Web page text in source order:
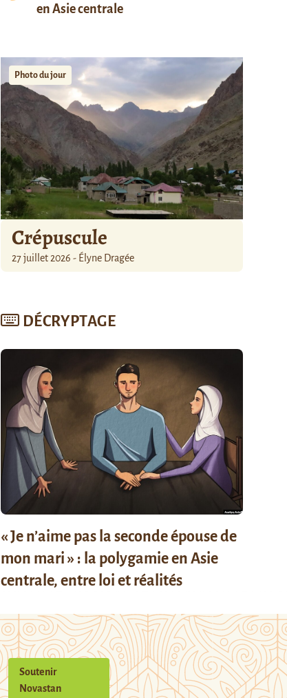
en Asie centrale
Photo du jour
Crépuscule
27 juillet 2026 - Élyne Dragée
DÉCRYPTAGE
« Je n’aime pas la seconde épouse de
mon mari » : la polygamie en Asie
centrale, entre loi et réalités
Soutenir
Novastan